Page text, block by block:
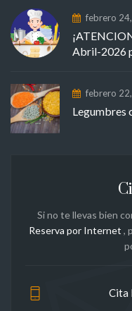
febrero
Abril-2026
febrero
Legumbres
Si no te llevas bien
Reserva por Internet ,
Cita